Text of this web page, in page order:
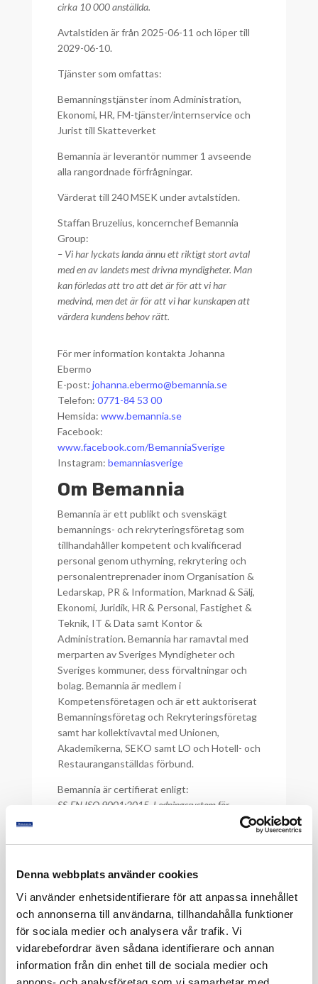
Denna webbplats använder cookies
Vi använder enhetsidentifierare för att anpassa innehållet
och annonserna till användarna, tillhandahålla funktioner
för sociala medier och analysera vår trafik. Vi
vidarebefordrar även sådana identifierare och annan
information från din enhet till de sociala medier och
cirka 10 000 anställda.
Avtalstiden är från 2025-06-11 och löper till
2029-06-10.
Tjänster som omfattas:
Bemanningstjänster inom Administration,
Ekonomi, HR, FM-tjänster/internservice och
Jurist till Skatteverket
Bemannia är leverantör nummer 1 avseende
alla rangordnade förfrågningar.
Värderat till 240 MSEK under avtalstiden.
Staffan Bruzelius, koncernchef Bemannia
Group:
– Vi har lyckats landa ännu ett riktigt stort avtal
med en av landets mest drivna myndigheter. Man
kan förledas att tro att det är för att vi har
medvind, men det är för att vi har kunskapen att
värdera kundens behov rätt.
För mer information kontakta Johanna
Ebermo
E-post: johanna.ebermo@bemannia.se
Telefon: 0771-84 53 00
Hemsida: www.bemannia.se
Facebook:
www.facebook.com/BemanniaSverige
Instagram: bemanniasverige
Om Bemannia
Bemannia är ett publikt och svenskägt
bemannings- och rekryteringsföretag som
tillhandahåller kompetent och kvalificerad
personal genom uthyrning, rekrytering och
personalentreprenader inom Organisation &
Ledarskap, PR & Information, Marknad & Sälj,
Ekonomi, Juridik, HR & Personal, Fastighet &
Teknik, IT & Data samt Kontor &
Administration. Bemannia har ramavtal med
merparten av Sveriges Myndigheter och
Sveriges kommuner, dess förvaltningar och
bolag. Bemannia är medlem i
Kompetensföretagen och är ett auktoriserat
Bemanningsföretag och Rekryteringsföretag
samt har kollektivavtal med Unionen,
Akademikerna, SEKO samt LO och Hotell- och
Restauranganställdas förbund.
Bemannia är certifierat enligt:
SS-EN ISO 9001:2015, Ledningssystem för
arbetsmiljö samt
SS-ISO/IEC 27001:2022, Ledningssystem för
informationssäkerhet.
Ledningen för bolaget har varit verksam i
branschen i över 45 år.